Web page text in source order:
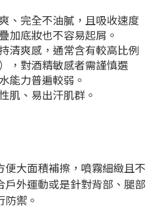
、完全不油膩，且吸收速度
加底妝也不容易起屑。
清爽感，通常含有較高比例
，對酒精敏感者需謹慎選
能力普遍較弱。
肌、易出汗肌群。
便大面積補擦，噴霧細緻且不
戶外運動或是針對背部、腿部
禦。